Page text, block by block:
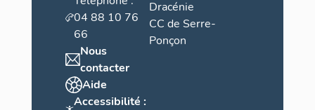
04 88 10 76
66
Nous
contacter
Aide
Accessibilité :
Dracénie
CC de Serre-
Ponçon